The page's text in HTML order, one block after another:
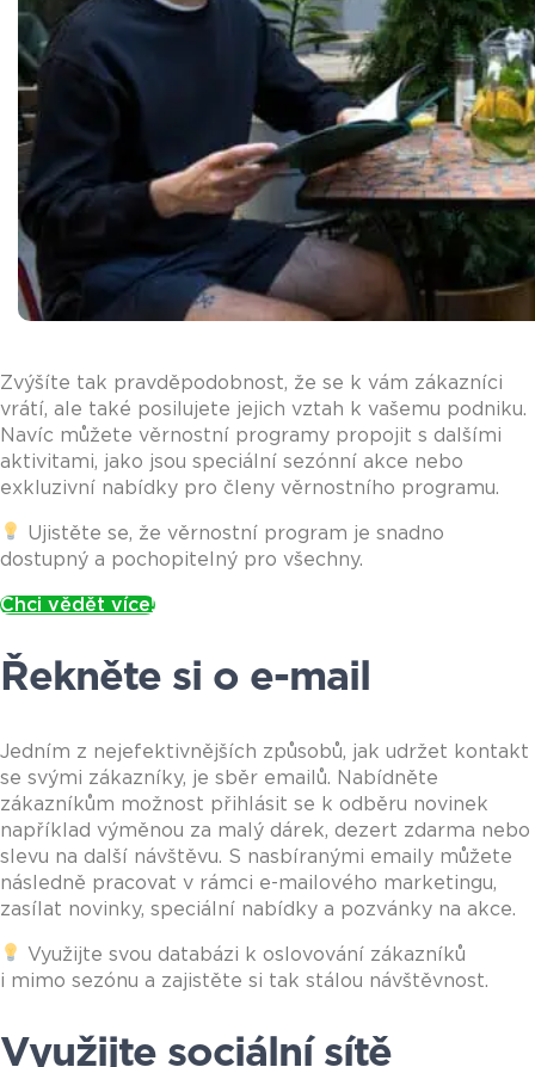
Zvýšíte tak pravděpodobnost, že se k vám zákazníci
vrátí, ale také posilujete jejich vztah k vašemu podniku.
Navíc můžete věrnostní programy propojit s dalšími
aktivitami, jako jsou speciální sezónní akce nebo
exkluzivní nabídky pro členy věrnostního programu.
Ujistěte se, že věrnostní program je snadno
dostupný a pochopitelný pro všechny.
Chci vědět více!
Řekněte si o e-mail
Jedním z nejefektivnějších způsobů, jak udržet kontakt
se svými zákazníky, je sběr emailů. Nabídněte
zákazníkům možnost přihlásit se k odběru novinek
například výměnou za malý dárek, dezert zdarma nebo
slevu na další návštěvu. S nasbíranými emaily můžete
následně pracovat v rámci e-mailového marketingu,
zasílat novinky, speciální nabídky a pozvánky na akce.
Využijte svou databázi k oslovování zákazníků
i mimo sezónu a zajistěte si tak stálou návštěvnost.
Využijte sociální sítě